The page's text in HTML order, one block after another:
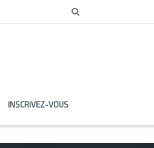
INSCRIVEZ-VOUS